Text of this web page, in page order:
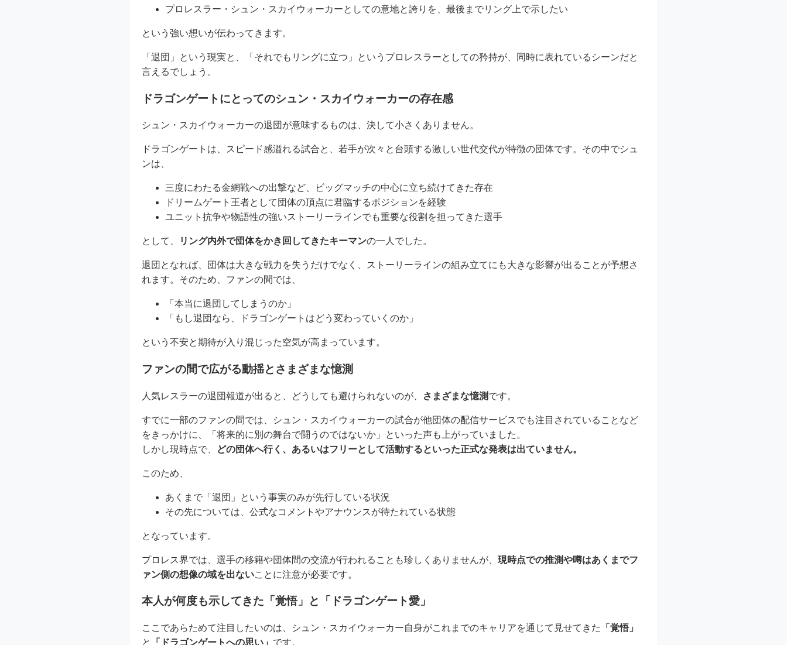
プロレスラー・シュン・スカイウォーカーとしての意地と誇りを、最後までリング上で示したい
という強い想いが伝わってきます。
「退団」という現実と、「それでもリングに立つ」というプロレスラーとしての矜持が、同時に表れているシーンだと
言えるでしょう。
ドラゴンゲートにとってのシュン・スカイウォーカーの存在感
シュン・スカイウォーカーの退団が意味するものは、決して小さくありません。
ドラゴンゲートは、スピード感溢れる試合と、若手が次々と台頭する激しい世代交代が特徴の団体です。その中でシュ
ンは、
三度にわたる金網戦への出撃など、ビッグマッチの中心に立ち続けてきた存在
ドリームゲート王者として団体の頂点に君臨するポジションを経験
ユニット抗争や物語性の強いストーリーラインでも重要な役割を担ってきた選手
として、 リング内外で団体をかき回してきたキーマンの一人でした。
退団となれば、団体は大きな戦力を失うだけでなく、ストーリーラインの組み立てにも大きな影響が出ることが予想さ
れます。そのため、ファンの間では、
「本当に退団してしまうのか」
「もし退団なら、ドラゴンゲートはどう変わっていくのか」
という不安と期待が入り混じった空気が高まっています。
ファンの間で広がる動揺とさまざまな憶測
人気レスラーの退団報道が出ると、どうしても避けられないのが、 さまざまな憶測 です。
すでに一部のファンの間では、シュン・スカイウォーカーの試合が他団体の配信サービスでも注目されていることなど
をきっかけに、「将来的に別の舞台で闘うのではないか」といった声も上がっていました。
しかし現時点で、
どの団体へ行く、あるいはフリーとして活動するといった正式な発表は出ていません。
このため、
あくまで「退団」という事実のみが先行している状況
その先については、公式なコメントやアナウンスが待たれている状態
となっています。
プロレス界では、選手の移籍や団体間の交流が行われることも珍しくありませんが、 現時点での推測や噂はあくまでフ
ァン側の想像の域を出ないことに注意が必要です。
本人が何度も示してきた「覚悟」と「ドラゴンゲート愛」
ここであらためて注目したいのは、シュン・スカイウォーカー自身がこれまでのキャリアを通じて見せてきた
「覚悟」
と
「ドラゴンゲートへの思い」 です。